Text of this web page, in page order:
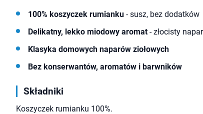
100% koszyczek rumianku - susz, bez dodatków
Delikatny, lekko miodowy aromat- złocisty napar
Klasyka domowych naparów ziołowych
Bez konserwantów, aromatów i barwników
Składniki
Koszyczek rumianku 100%.